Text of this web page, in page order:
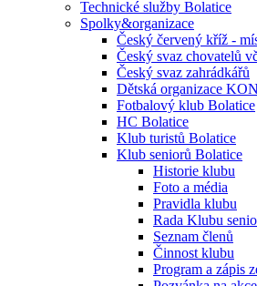
Technické služby Bolatice
Spolky&organizace
Český červený kříž -
Český svaz chovatelů
Český svaz zahrádkářů
Dětská organizace
Fotbalový klub Bolatice
HC Bolatice
Klub turistů Bolatice
Klub seniorů Bolatice
Historie klubu
Foto a média
Pravidla klubu
Rada Klubu
Seznam členů
Činnost klubu
Program a zápis